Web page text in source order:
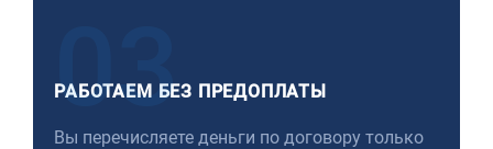
03
РАБОТАЕМ БЕЗ ПРЕДОПЛАТЫ
Вы перечисляете деньги по договору только